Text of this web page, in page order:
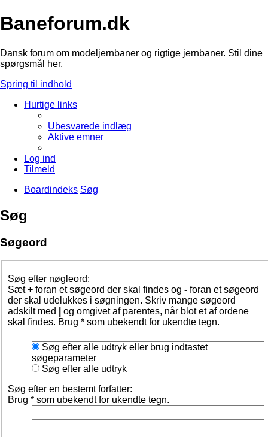
Baneforum.dk
Dansk forum om modeljernbaner og rigtige jernbaner. Stil dine
spørgsmål her.
Spring til indhold
Hurtige links
Ubesvarede indlæg
Aktive emner
Log ind
Tilmeld
Boardindeks Søg
Søg
Søgeord
Søg efter nøgleord:
Sæt+ foran et søgeord der skal findes og - foran et søgeord
der skal udelukkes i søgningen. Skriv mange søgeord
adskilt med
og omgivet af parentes, når blot et af ordene
skal findes. Brug * som ubekendt for ukendte tegn.
Søg efter alle udtryk eller brug indtastet
søgeparameter
Søg efter alle udtryk
Søg efter en bestemt forfatter:
Brug * som ubekendt for ukendte tegn.